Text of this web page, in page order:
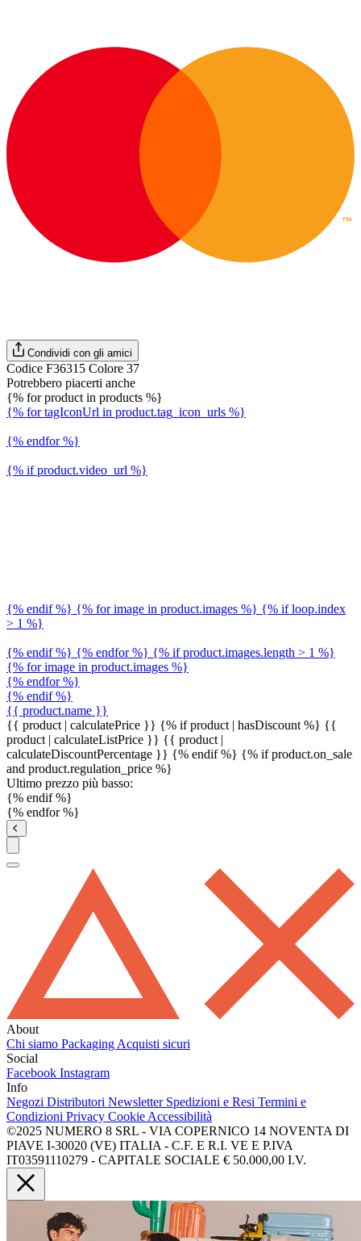
Condividi con gli amici
Codice F36315 Colore 37
Potrebbero piacerti anche
{% for product in products %}
{% for tagIconUrl in product.tag_icon_urls %}
{% endfor %}
{% if product.video_url %}
{% endif %} {% for image in product.images %} {% if loop.index
> 1 %}
{% endif %} {% endfor %} {% if product.images.length > 1 %}
{% for image in product.images %}
{% endfor %}
{% endif %}
{{ product.name }}
{{ product | calculatePrice }} {% if product | hasDiscount %} {{
product | calculateListPrice }} {{ product |
calculateDiscountPercentage }} {% endif %} {% if product.on_sale
and product.regulation_price %}
Ultimo prezzo più basso:
{% endif %}
{% endfor %}
About
Chi siamo Packaging Acquisti sicuri
Social
Facebook Instagram
Info
Negozi Distributori Newsletter Spedizioni e Resi Termini e
Condizioni Privacy Cookie Accessibilità
©2025 NUMERO 8 SRL - VIA COPERNICO 14 NOVENTA DI
PIAVE I-30020 (VE) ITALIA - C.F. E R.I. VE E P.IVA
IT03591110279 - CAPITALE SOCIALE € 50.000,00 I.V.